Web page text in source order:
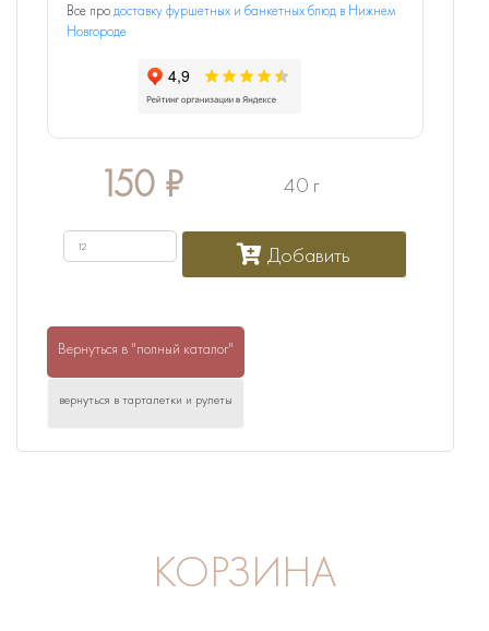
Все продоставку фуршетных и банкетных блюд в Нижнем
Новгороде
150₽ 40 г
Добавить
Вернуться в "полный каталог"
вернуться в тарталетки и рулеты
КОРЗИНА